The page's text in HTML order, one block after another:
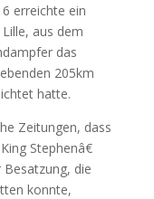
erreichte ein
aus dem
das
205km
hatte.
Zeitungen, dass
Stephenâ€
die
konnte,